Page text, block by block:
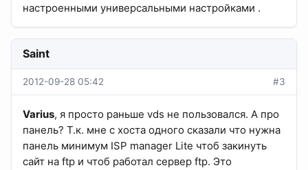
настроенными универсальными настройками .
Saint
2012-09-28 05:42 #3
Varius, я просто раньше vds не пользовался. А про
панель? Т.к. мне с хоста одного сказали что нужна
панель минимум ISP manager Lite чтоб закинуть
сайт на ftp и чтоб работал сервер ftp. Это